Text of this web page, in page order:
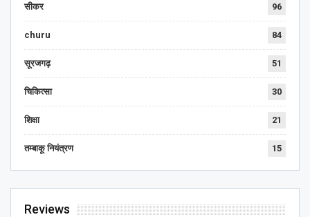
सीकर 96
churu 84
सूरजगढ़ 51
चिकित्सा 30
शिक्षा 21
तम्बाकू नियंत्रण 15
Reviews